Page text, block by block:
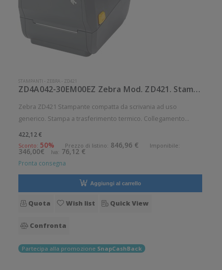
STAMPANTI - ZEBRA - ZD421
ZD4A042-30EM00EZ Zebra Mod. ZD421. Stampante di etichette.
Zebra ZD421 Stampante compatta da scrivania ad uso
generico. Stampa a trasferimento termico. Collegamento
wireless senza fili. Velocità di stampa: 152 mm/sec Risoluzione
di stampa: 8 dot/mm Wireless: Presente Supporto di stampa:
Braccialetti,
422,12 €
Sconto: 50% Prezzo di listino: 846,96 € Imponibile:
346,00€ Iva: 76,12 €
Pronta consegna
Aggiungi al carrello
Quota Wish list Quick View
Confronta
Partecipa alla promozione SnapCashBack